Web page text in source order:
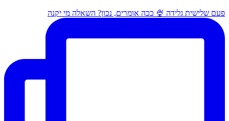
פעם שלישית גלידה 🍨 ככה אומרים, נכון? השאלה מי יקנה